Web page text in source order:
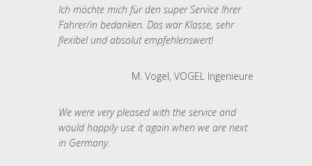
Ich möchte mich für den super Service Ihrer
Fahrer/in bedanken. Das war Klasse, sehr
flexibel und absolut empfehlenswert!
M. Vogel, VOGEL Ingenieure
We were very pleased with the service and
would happily use it again when we are next
in Germany.